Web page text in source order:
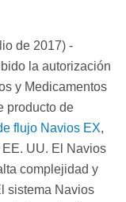
de 2017) -
la autorización
y Medicamentos
producto de
flujo Navios EX,
UU. El Navios
complejidad y
sistema Navios